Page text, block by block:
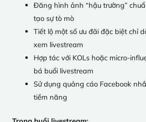
Đăng hình ảnh “hậu trường”
tạo sự tò mò
Tiết lộ một số ưu đãi đặc biệt chỉ
xem livestream
Hợp tác với KOLs hoặc micro-
bá buổi livestream
Sử dụng quảng cáo Facebook
tiềm năng